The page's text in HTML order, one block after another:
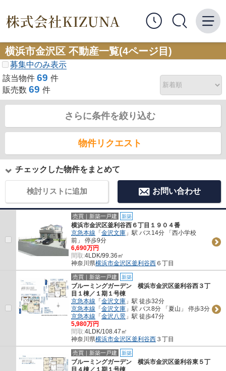
横浜市金沢区 不動産一覧(4ページ目)
募集中のみ表示
該当物件 69 件
販売数 69 件
さらに条件を絞り込む
物件リクエスト
チェックした物件をまとめて
検討リストに追加 お問い合わせ
売買｜新築一戸建 新築
横浜市金沢区釜利谷西６丁目１９０４番
京急本線 「金沢文庫 」駅 バス14分 「西小学校
前」 停歩9分
6,690万円
間取:4LDK/99.36㎡
神奈川県横浜市金沢区釜利谷西 ６丁目
売買｜新築一戸建 新築
ブルーミングガーデン 横浜市金沢区釜利谷西３丁
目１棟／１期１号棟
京急本線 「金沢文庫 」駅 徒歩32分
京急本線 「金沢文庫 」駅 バス8分 「夏山」 停歩3分
京急本線 「金沢八景 」駅 徒歩47分
5,980万円
間取:4LDK/108.47㎡
神奈川県横浜市金沢区釜利谷西 ３丁目
売買｜新築一戸建 新築
ブルーミングガーデン 横浜市金沢区釜利谷東５丁
目４棟／１期１号棟